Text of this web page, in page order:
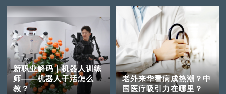
新职业解码｜机器人训练
师——机器人干活怎么
教？
老外来华看病成热潮？中
国医疗吸引力在哪里？